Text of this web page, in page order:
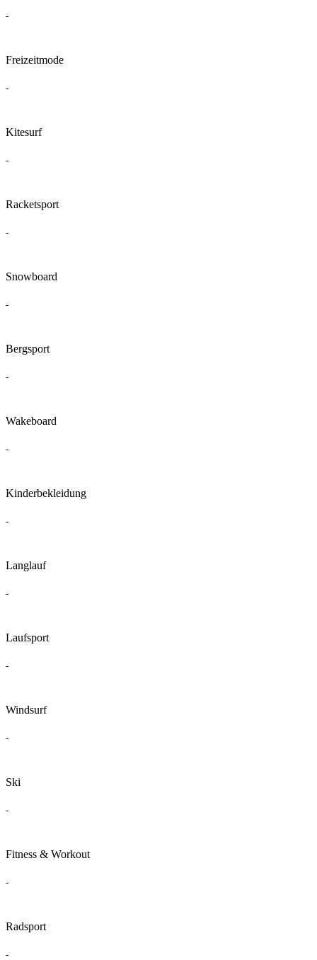
Freizeitmode
Kitesurf
Racketsport
Snowboard
Bergsport
Wakeboard
Kinderbekleidung
Langlauf
Laufsport
Windsurf
Ski
Fitness & Workout
Radsport